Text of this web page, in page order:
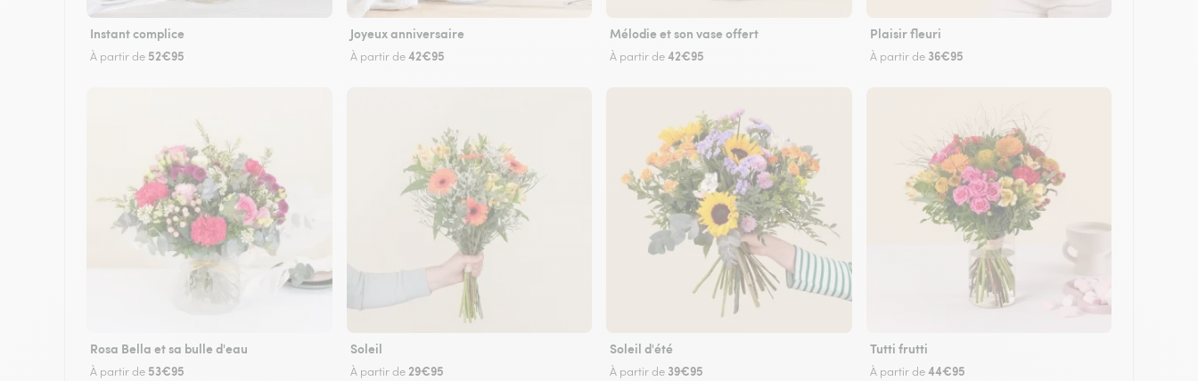
Instant complice
À partir de 52€95
Joyeux anniversaire
À partir de42€95
Mélodie et son vase offert
À partir de42€95
Plaisir fleuri
À partir de 36€95
Rosa Bella et sa bulle d'eau
À partir de 53€95
Soleil
À partir de 29€95
Soleil d'été
À partir de 39€95
Tutti frutti
À partir de44€95